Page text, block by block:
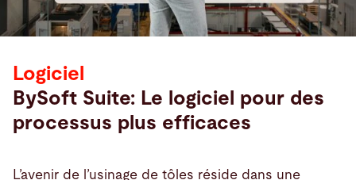
Logiciel
BySoft Suite: Le logiciel pour des
processus plus efficaces
L’avenir de l’usinage de tôles réside dans une